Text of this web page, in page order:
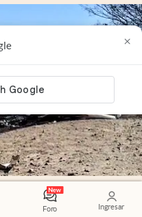
Foro Ingresar
×
una avioneta
Nazca y murieron 13